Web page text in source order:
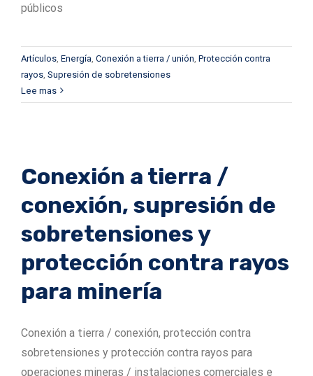
públicos
Artículos Energía Conexión a tierra / unión Protección contra
rayos Supresión de sobretensiones
Lee mas
Conexión a tierra /
conexión, supresión de
sobretensiones y
protección contra rayos
para minería
Conexión a tierra / conexión, protección contra
sobretensiones y protección contra rayos para
operaciones mineras / instalaciones comerciales e